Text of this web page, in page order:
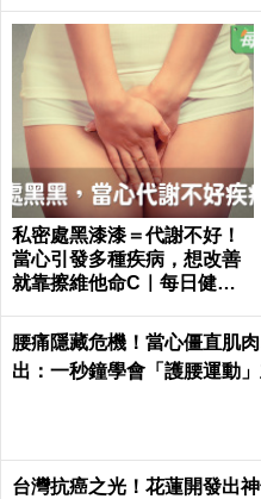
私密處黑漆漆＝代謝不好！
當心引發多種疾病，想改善
就靠擦維他命C｜每日健康
腰痛隱藏危機！當心僵直肌
出：一秒鐘學會「護腰運動
台灣抗癌之光！花蓮開發出